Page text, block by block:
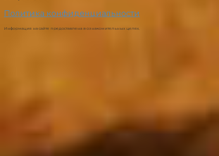
Политика конфиденциальности
Информация на сайте предоставлена в ознакомительных целях.